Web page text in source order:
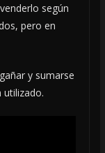
según
pero en
y sumarse
utilizado.